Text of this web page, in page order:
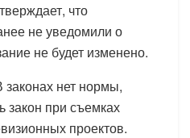
что
не уведомили о
не будет изменено.
нет нормы,
при съемках
проектов.